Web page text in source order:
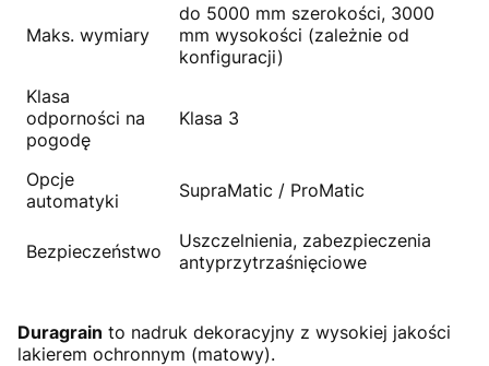
Maks. wymiary
do 5000 mm szerokości, 3000
mm wysokości (zależnie od
konfiguracji)
Klasa
odporności na
pogodę
Klasa 3
Opcje
automatyki
SupraMatic / ProMatic
Bezpieczeństwo
Uszczelnienia, zabezpieczenia
antyprzytrzaśnięciowe
Duragrain to nadruk dekoracyjny z wysokiej jakości
lakierem ochronnym (matowy).